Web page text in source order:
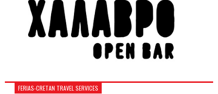
FERIAS-CRETAN TRAVEL SERVICES